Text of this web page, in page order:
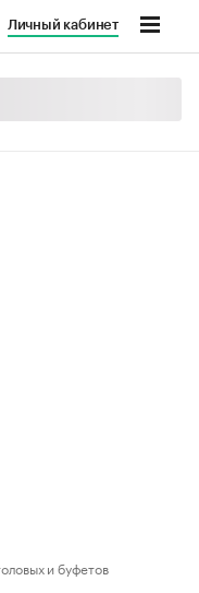
Личный кабинет
и буфетов